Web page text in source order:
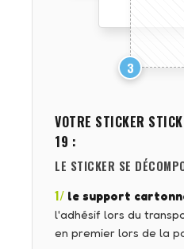
3
VOTRE STICKER
19 :
LE STICKER SE
1/ le support
l'adhésif lors du
en premier lors de la